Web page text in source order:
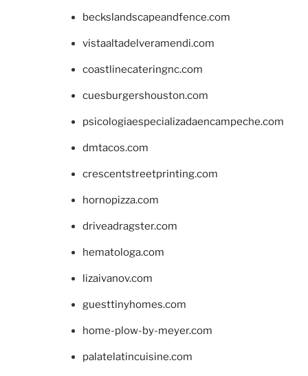
beckslandscapeandfence.com
vistaaltadelveramendi.com
coastlinecateringnc.com
cuesburgershouston.com
psicologiaespecializadaencampeche.com
dmtacos.com
crescentstreetprinting.com
hornopizza.com
driveadragster.com
hematologa.com
lizaivanov.com
guesttinyhomes.com
home-plow-by-meyer.com
palatelatincuisine.com